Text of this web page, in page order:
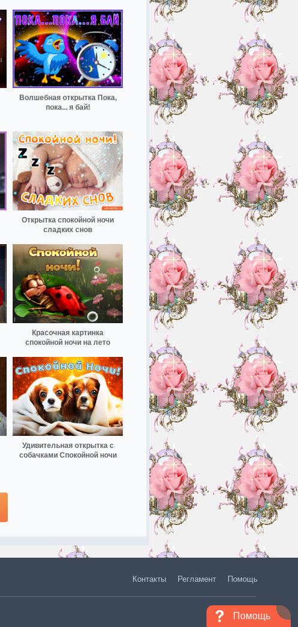
Волшебная открытка Пока,
пока... я бай!
Открытка спокойной ночи
сладких снов
Красочная картинка
спокойной ночи на лето
Удивительная открытка с
собачками Спокойной ночи
Помощь
Контакты Регламент Помощь